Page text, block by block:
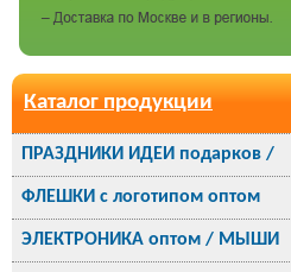
Каталог продукции
ПРАЗДНИКИ ИДЕИ подарков /
ФЛЕШКИ с логотипом оптом
ЭЛЕКТРОНИКА оптом / МЫШИ